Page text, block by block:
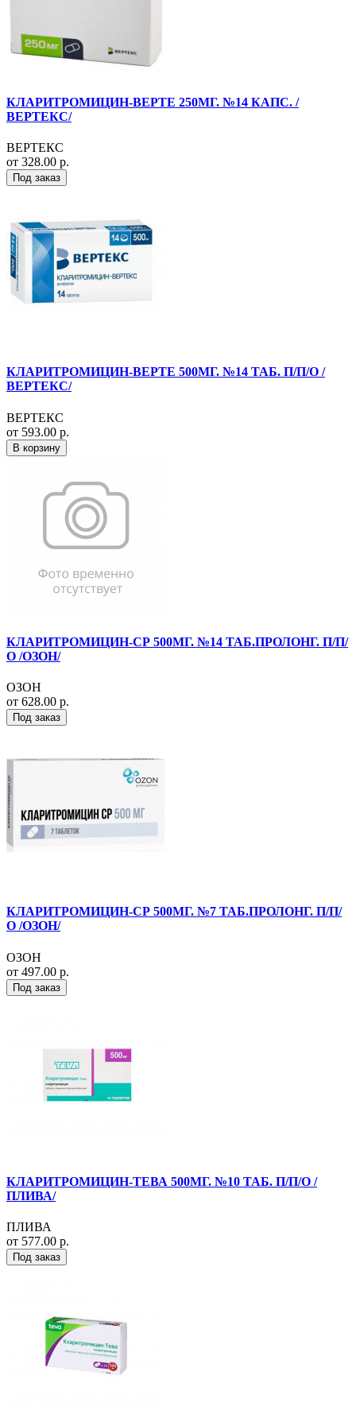
КЛАРИТРОМИЦИН-ВЕРТЕ 250МГ. №14 КАПС. /
ВЕРТЕКС/
ВЕРТЕКС
от 328.00 р.
Под заказ
КЛАРИТРОМИЦИН-ВЕРТЕ 500МГ. №14 ТАБ. П/П/О /
ВЕРТЕКС/
ВЕРТЕКС
от 593.00 р.
В корзину
КЛАРИТРОМИЦИН-СР 500МГ. №14 ТАБ.ПРОЛОНГ. П/П/
О /ОЗОН/
ОЗОН
от 628.00 р.
Под заказ
КЛАРИТРОМИЦИН-СР 500МГ. №7 ТАБ.ПРОЛОНГ. П/П/
О /ОЗОН/
ОЗОН
от 497.00 р.
Под заказ
КЛАРИТРОМИЦИН-ТЕВА 500МГ. №10 ТАБ. П/П/О /
ПЛИВА/
ПЛИВА
от 577.00 р.
Под заказ